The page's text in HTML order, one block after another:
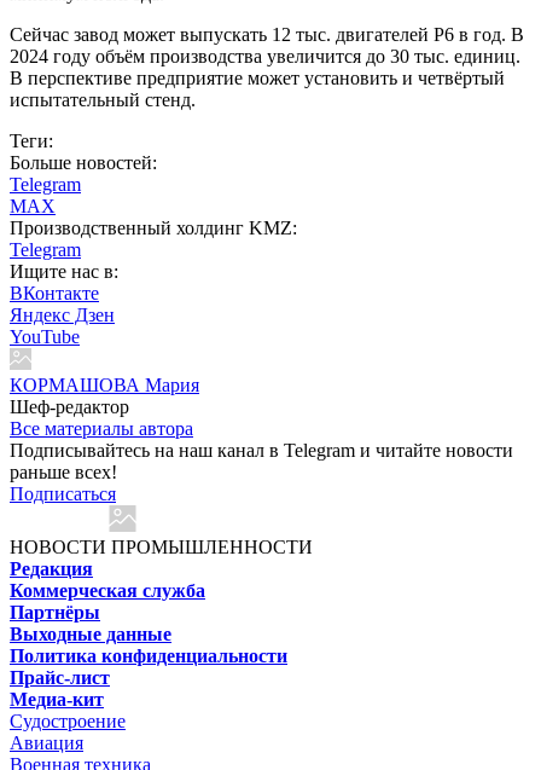
Сейчас завод может выпускать 12 тыс. двигателей Р6 в год. В
2024 году объём производства увеличится до 30 тыс. единиц.
В перспективе предприятие может установить и четвёртый
испытательный стенд.
Теги:
Больше новостей:
Telegram
MAX
Производственный холдинг KMZ:
Telegram
Ищите нас в:
ВКонтакте
Яндекс Дзен
YouTube
КОРМАШОВА Мария
Шеф-редактор
Все материалы автора
Подписывайтесь на наш канал в Telegram и читайте новости
раньше всех!
Подписаться
НОВОСТИ ПРОМЫШЛЕННОСТИ
Редакция
Коммерческая служба
Партнёры
Выходные данные
Политика конфиденциальности
Прайс-лист
Медиа-кит
Судостроение
Авиация
Военная техника